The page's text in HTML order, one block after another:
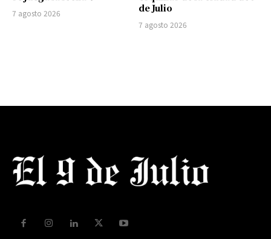
7 agosto 2026
de Julio
7 agosto 2026